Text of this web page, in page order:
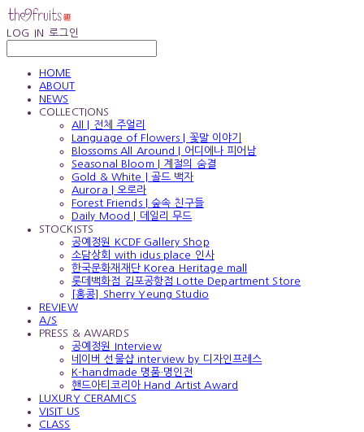
LOG IN 로그인
HOME
ABOUT
NEWS
COLLECTIONS
All | 전체 주얼리
Language of Flowers | 꽃말 이야기
Blossoms All Around | 어디에나 피어남
Seasonal Bloom | 계절의 숨결
Gold & White | 골드 백자
Aurora | 오로라
Forest Friends | 숲속 친구들
Daily Mood | 데일리 무드
STOCKISTS
공예정원 KCDF Gallery Shop
소담상회 with idus place 인사
한국문화재재단 Korea Heritage mall
롯데백화점 김포공항점 Lotte Department Store
[홍콩] Sherry Yeung Studio
REVIEW
A/S
PRESS & AWARDS
공예정원 Interview
네이버 선물샵 interview by 디자인프레스
K-handmade 명품·명인전
핸드아티코리아 Hand Artist Award
LUXURY CERAMICS
VISIT US
CLASS